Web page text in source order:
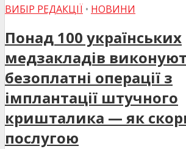
ВИБІР РЕДАКЦІЇ • НОВИНИ
Понад 100 українських
медзакладів
безоплатні операції з
імплантації штучного
кришталика — як
послугою